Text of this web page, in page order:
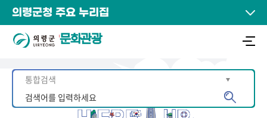
의령군청 주요 누리집
문화관광